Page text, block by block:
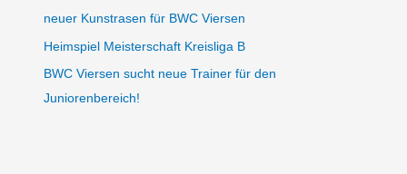
neuer Kunstrasen für BWC Viersen
Heimspiel Meisterschaft Kreisliga B
BWC Viersen sucht neue Trainer für den
Juniorenbereich!